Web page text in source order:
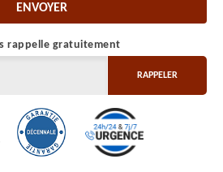
rappelle gratuitement